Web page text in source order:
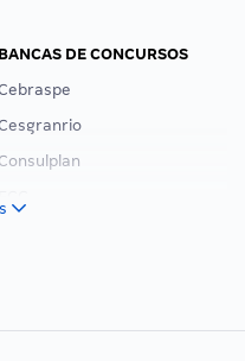
BANCAS DE CONCURSOS
Consulplan